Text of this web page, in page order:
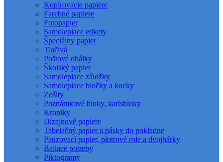
Kopírovacie papiere
Farebné papiere
Fotopapier
Samolepiace etikety
Špeciálny papier
Tlačivá
Poštové obálky
Školský papier
Samolepiace záložky
Samolepiace bločky a kocky
Zošity
Poznámkové bloky, karisbloky
Kroniky
Dizajnové papiere
Tabelačný papier a pásky do pokladne
Pauzovací papier, plotrové role a dvojhárky
Baliace potreby
Piktogramy